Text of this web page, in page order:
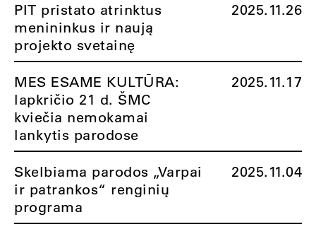
PIT pristato atrinktus
menininkus ir naują
projekto svetainę
2025.11.26
MES ESAME KULTŪRA:
lapkričio 21 d. ŠMC
kviečia nemokamai
lankytis parodose
2025.11.17
Skelbiama parodos „Varpai
ir patrankos“ renginių
programa
2025.11.04